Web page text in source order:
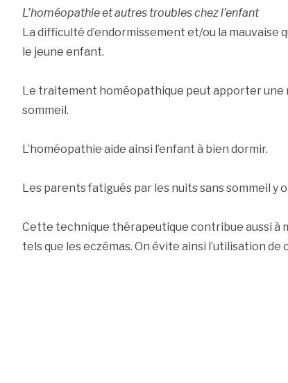
L’homéopathie et autres troubles chez l’enfant
La difficulté d’endormissement et/ou la
le jeune enfant.
Le traitement homéopathique peut apporter une
sommeil.
L’homéopathie aide ainsi l’enfant à bien dormir.
Les parents fatigués par les nuits sans sommeil y
Cette technique thérapeutique contribue aussi à
tels que les eczémas. On évite ainsi l’utilisation de